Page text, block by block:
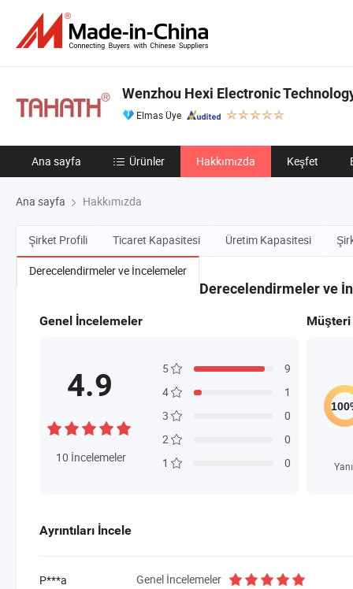
Wenzhou Hexi Electronic
Elmas Üye
Ana sayfa Ürünler Hakkımızda Keşfet
Ana sayfa Hakkımızda
Şirket Profili Ticaret Kapasitesi Üretim Kapasitesi
Derecelendirmeler ve İncelemeler
Derecelendirmeler ve
Genel İncelemeler
4.9
10 İncelemeler
5
9
4
1
3
0
2
0
1
0
Ayrıntıları İncele
P***a Genel İncelemeler